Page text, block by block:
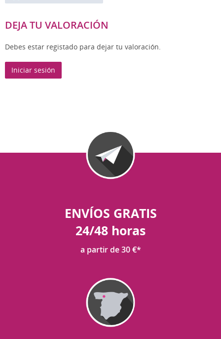
DEJA TU VALORACIÓN
Debes estar registado para dejar tu valoración.
Iniciar sesión
ENVÍOS GRATIS
24/48 horas
a partir de 30 €*